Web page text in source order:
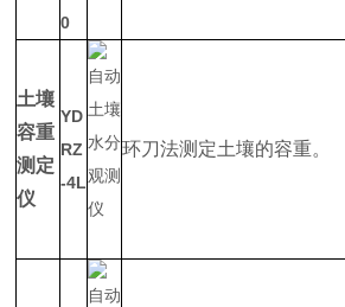
0
土壤
容重
测定
仪
YD
RZ
-4L
环刀法测定土壤的容重。